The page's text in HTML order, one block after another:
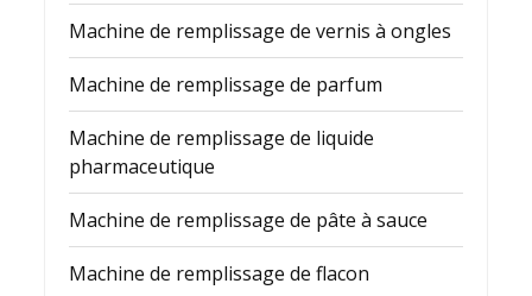
Machine de remplissage de vernis à ongles
Machine de remplissage de parfum
Machine de remplissage de liquide
pharmaceutique
Machine de remplissage de pâte à sauce
Machine de remplissage de flacon